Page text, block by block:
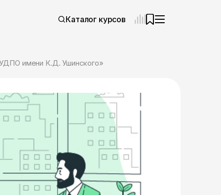
Каталог курсов
имени К.Д. Ушинского»